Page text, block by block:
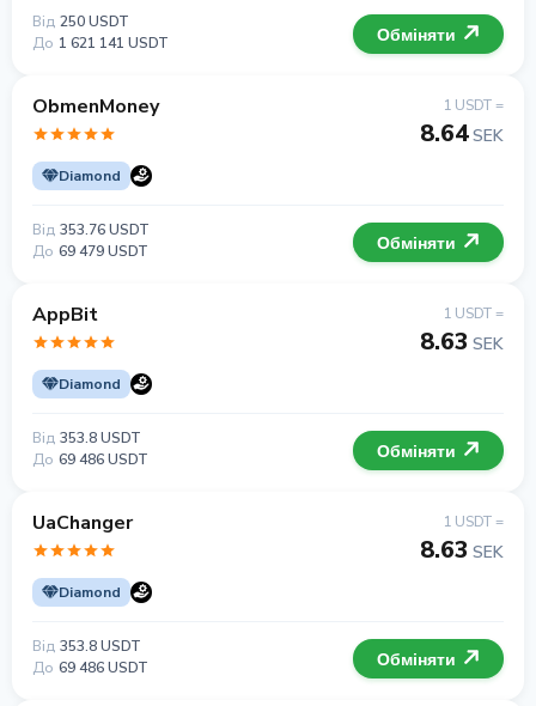
Від 250 USDT
До 1 621 141 USDT Обміняти
ObmenMoney
Diamond
1 USDT =
8.64SEK
Від 353.76 USDT
До 69 479 USDT Обміняти
AppBit
Diamond
1 USDT =
8.63 SEK
Від 353.8 USDT
До 69 486 USDT Обміняти
UaChanger
Diamond
1 USDT =
8.63 SEK
Від 353.8 USDT
До 69 486 USDT Обміняти